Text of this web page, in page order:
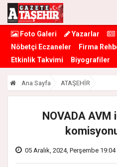
Foto Galeri Yazarlar
Nöbetçi Eczaneler
Firma
Etkinlik Takvimi
Biyografiler
Ana Sayfa ATAŞEHİR
NOVADA AVM
05 Aralık, 2024, Perşembe 19:04